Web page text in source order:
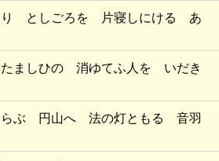
り としごろを 片寝しにける あ
ましひの 消ゆてふ人を いだき
らぶ 円山へ 法の灯ともる 音羽